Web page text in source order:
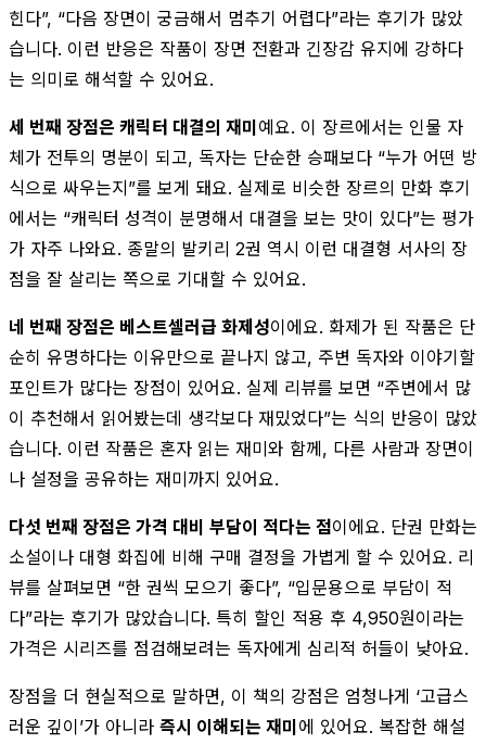
힌다”, “다음 장면이 궁금해서 멈추기 어렵다”라는 후기가 많았
습니다. 이런 반응은 작품이 장면 전환과 긴장감 유지에 강하다
는 의미로 해석할 수 있어요.
세 번째 장점은 캐릭터 대결의 재미예요. 이 장르에서는 인물 자
체가 전투의 명분이 되고, 독자는 단순한 승패보다 “누가 어떤 방
식으로 싸우는지”를 보게 돼요. 실제로 비슷한 장르의 만화 후기
에서는 “캐릭터 성격이 분명해서 대결을 보는 맛이 있다”는 평가
가 자주 나와요. 종말의 발키리 2권 역시 이런 대결형 서사의 장
점을 잘 살리는 쪽으로 기대할 수 있어요.
네 번째 장점은 베스트셀러급 화제성이에요. 화제가 된 작품은 단
순히 유명하다는 이유만으로 끝나지 않고, 주변 독자와 이야기할
포인트가 많다는 장점이 있어요. 실제 리뷰를 보면 “주변에서 많
이 추천해서 읽어봤는데 생각보다 재밌었다”는 식의 반응이 많았
습니다. 이런 작품은 혼자 읽는 재미와 함께, 다른 사람과 장면이
나 설정을 공유하는 재미까지 있어요.
다섯 번째 장점은 가격 대비 부담이 적다는 점이에요. 단권 만화는
소설이나 대형 화집에 비해 구매 결정을 가볍게 할 수 있어요. 리
뷰를 살펴보면 “한 권씩 모으기 좋다”, “입문용으로 부담이 적
다”라는 후기가 많았습니다. 특히 할인 적용 후 4,950원이라는
가격은 시리즈를 점검해보려는 독자에게 심리적 허들이 낮아요.
장점을 더 현실적으로 말하면, 이 책의 강점은 엄청나게 ‘고급스
러운 깊이’가 아니라 즉시 이해되는 재미에 있어요. 복잡한 해설